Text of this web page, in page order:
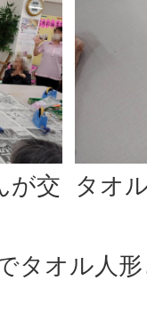
が交
タオ
タオル人